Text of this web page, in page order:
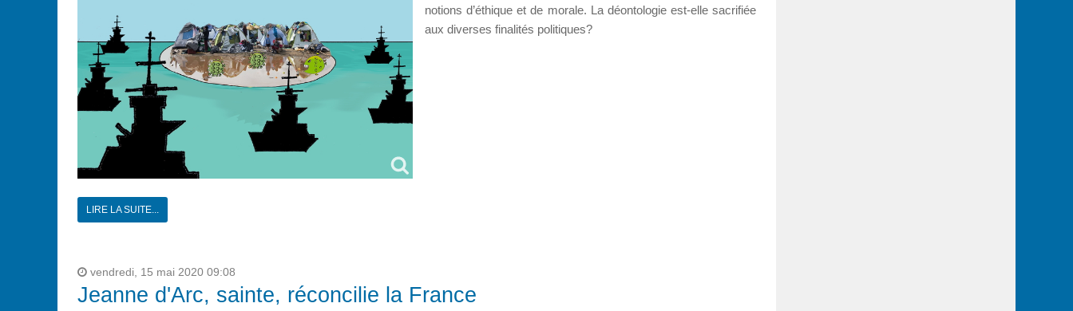
notions d’éthique et de morale. La déontologie est-elle sacrifiée
aux diverses finalités politiques?
LIRE LA SUITE...
vendredi, 15 mai 2020 09:08
Jeanne d'Arc, sainte, réconcilie la France